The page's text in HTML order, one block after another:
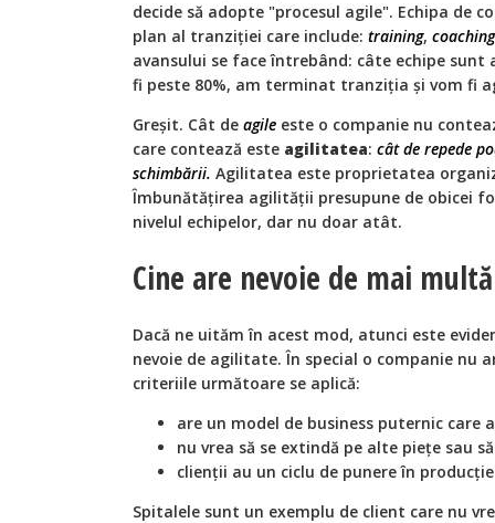
decide să adopte "procesul agile". Echipa de
plan al tranziției care include: training, coaching
avansului se face întrebând: câte echipe sunt
fi peste 80%, am terminat tranziția și vom fi
Greșit. Cât de agile este o companie nu
care contează este agilitatea: cât de repede
schimbării. Agilitatea este proprietatea
Îmbunătățirea agilității presupune de obicei
nivelul echipelor, dar nu doar atât.
Cine are nevoie de mai
Dacă ne uităm în acest mod, atunci este
nevoie de agilitate. În special o companie nu
criteriile următoare se aplică:
are un model de business puternic care
nu vrea să se extindă pe alte piețe sau
clienții au un ciclu de punere în
Spitalele sunt un exemplu de client care nu